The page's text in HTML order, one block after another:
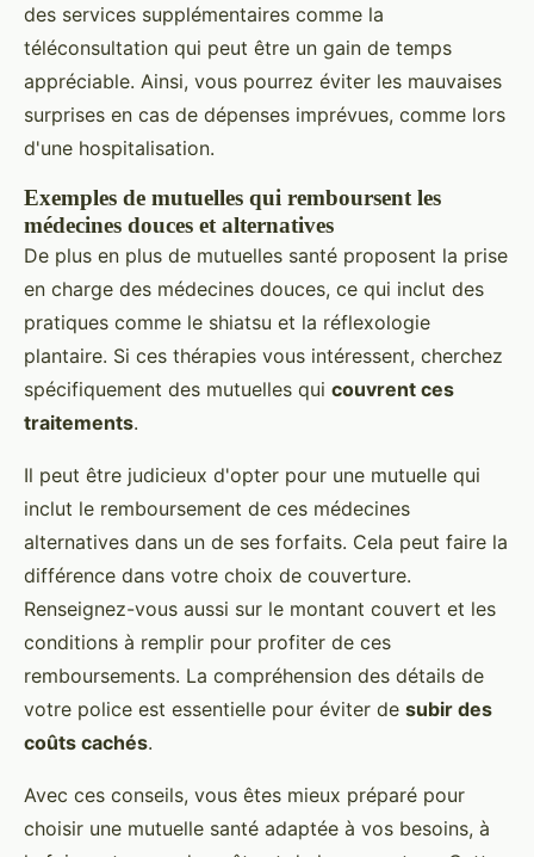
des services supplémentaires comme la
téléconsultation qui peut être un gain de temps
appréciable. Ainsi, vous pourrez éviter les mauvaises
surprises en cas de dépenses imprévues, comme lors
d'une hospitalisation.
Exemples de mutuelles qui remboursent les
médecines douces et alternatives
De plus en plus de mutuelles santé proposent la prise
en charge des médecines douces, ce qui inclut des
pratiques comme le shiatsu et la réflexologie
plantaire. Si ces thérapies vous intéressent, cherchez
spécifiquement des mutuelles qui couvrent ces
traitements.
Il peut être judicieux d'opter pour une mutuelle qui
inclut le remboursement de ces médecines
alternatives dans un de ses forfaits. Cela peut faire la
différence dans votre choix de couverture.
Renseignez-vous aussi sur le montant couvert et les
conditions à remplir pour profiter de ces
remboursements. La compréhension des détails de
votre police est essentielle pour éviter de subir des
coûts cachés.
Avec ces conseils, vous êtes mieux préparé pour
choisir une mutuelle santé adaptée à vos besoins, à